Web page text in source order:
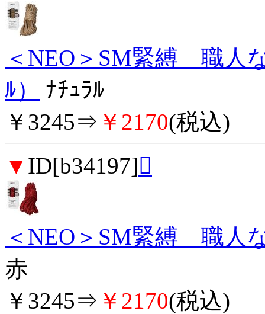
＜NEO＞SM緊縛 職人
ﾙ）
ﾅﾁｭﾗﾙ
￥3245⇒ ￥2170(税込)
▼ ID[b34197]
＜NEO＞SM緊縛 職
赤
￥3245⇒ ￥2170(税込)